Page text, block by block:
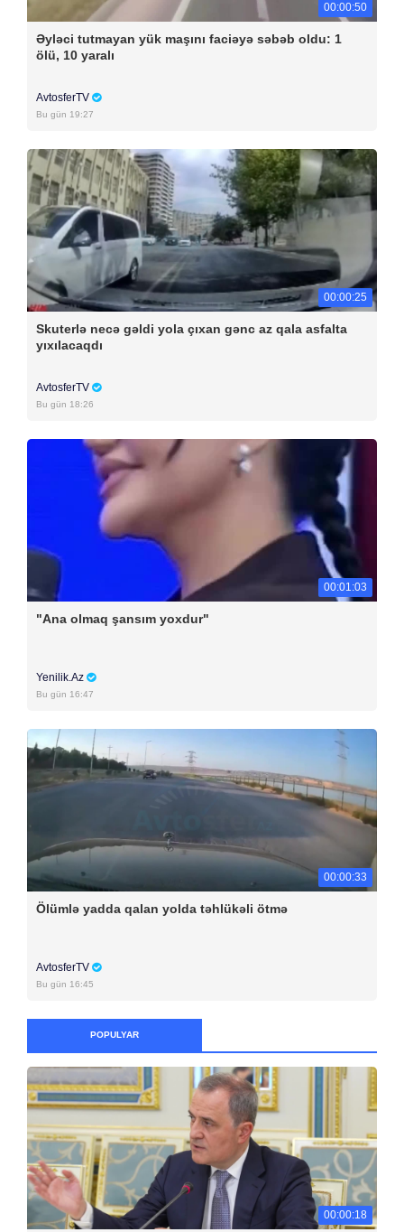
00:00:50
Əyləci tutmayan yük maşını faciəyə səbəb oldu: 1
ölü, 10 yaralı
AvtosferTV
Bu gün 19:27
00:00:25
Skuterlə necə gəldi yola çıxan gənc az qala asfalta
yıxılacaqdı
AvtosferTV
Bu gün 18:26
00:01:03
"Ana olmaq şansım yoxdur"
Yenilik.Az
Bu gün 16:47
00:00:33
Ölümlə yadda qalan yolda təhlükəli ötmə
AvtosferTV
Bu gün 16:45
POPULYAR
00:00:18